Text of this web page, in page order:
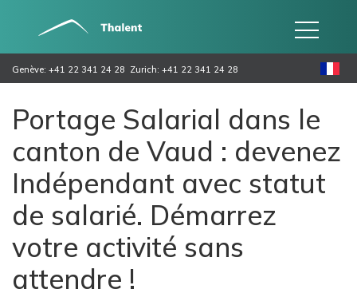
Genève: +41 22 341 24 28 Zurich: +41 22 341 24 28
Portage Salarial dans le
canton de Vaud : devenez
Indépendant avec statut
de salarié. Démarrez
votre activité sans
attendre !